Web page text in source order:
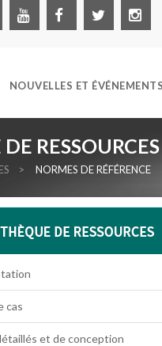
NOUVELLES ET ÉVÉNEMENTS
RESSOURCES
> NORMES DE RÉFÉRENCE
cas
et de conception